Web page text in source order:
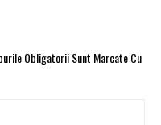
Obligatorii Sunt Marcate Cu